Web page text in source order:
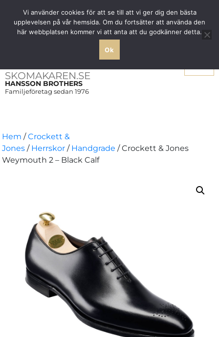
Fri frakt över 1000 SEK inom Sverige
SKOMAKAREN.SE
HANSSON BROTHERS
Familjeföretag sedan 1976
Hem /Crockett &
Jones / Herrskor / Handgrade / Crockett & Jones
Weymouth 2 – Black Calf
Vi använder cookies för att se till att vi ger dig den bästa
upplevelsen på vår hemsida. Om du fortsätter att använda den
här webbplatsen kommer vi att anta att du godkänner detta.
Ok